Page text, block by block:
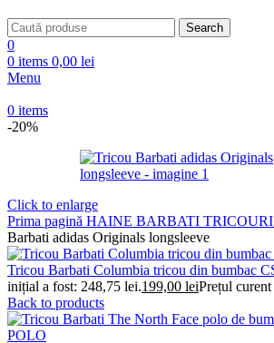
Search
0
0 items 0,00 lei
Menu
0 items
-20%
Click to enlarge
Prima pagină HAINE BARBATI
Barbati adidas Originals longsleeve
Tricou Barbati Columbia tricou din bumbac
inițial a fost: 248,75 lei.199,00 leiPrețul
Back to products